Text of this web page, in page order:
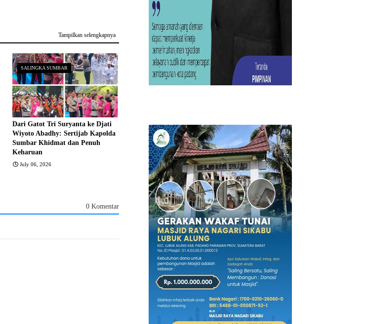
Tampilkan selengkapnya
SALINGKA SUMBAR
Dari Gatot Tri Suryanta ke Djati
Wiyoto Abadhy: Sertijab Kapolda
Sumbar Khidmat dan Penuh
Keharuan
July 06, 2026
0 Komentar